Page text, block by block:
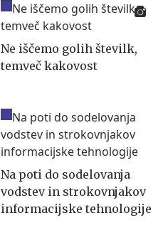
Ne iščemo golih številk,
temveč kakovost
Na poti do sodelovanja
vodstev in strokovnjakov
informacijske tehnologije